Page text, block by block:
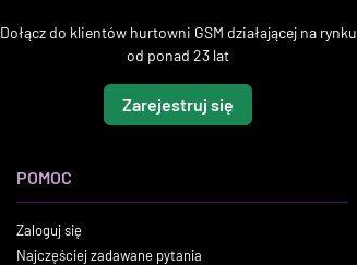
Dołącz do klientów hurtowni GSM działającej na rynku
od ponad 23 lat
Zarejestruj się
POMOC
Zaloguj się
Najczęściej zadawane pytania